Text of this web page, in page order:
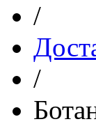
/
/